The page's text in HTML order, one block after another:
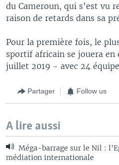
du Cameroun, qui s'est vu
raison de retards dans sa
Pour la première fois, le
sportif africain se jouera en
juillet 2019 - avec 24
Partager Follow us
A lire aussi
Méga-barrage sur le Nil :
médiation internationale